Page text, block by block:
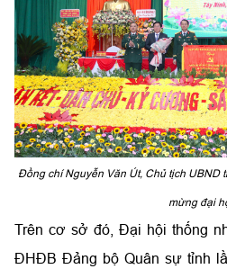
Đồng chí Nguyễn Văn Út, Chủ tịch UBND
mừng đại
Trên cơ sở đó, Đại hội thống
ĐHĐB Đảng bộ Quân sự tỉnh